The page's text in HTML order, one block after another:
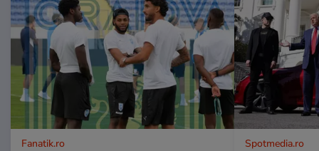
Fanatik.ro Spotmedia.ro